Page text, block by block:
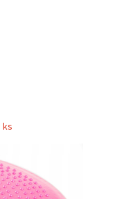
ks